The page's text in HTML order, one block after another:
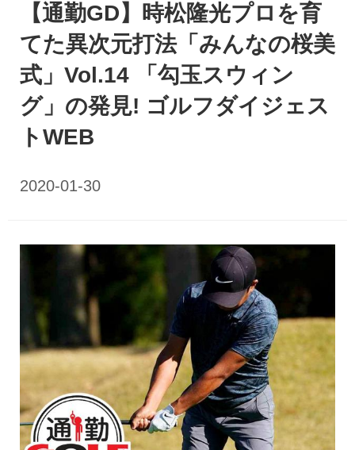
【通勤GD】時松隆光プロを育
てた異次元打法「みんなの桜美
式」Vol.14 「勾玉スウィン
グ」の発見! ゴルフダイジェス
トWEB